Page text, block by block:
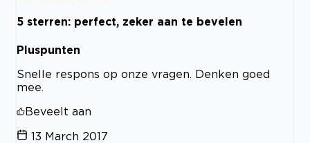
5 sterren: perfect, zeker aan te bevelen
Pluspunten
Snelle respons op onze vragen. Denken goed
mee.
Beveelt aan
13 March 2017